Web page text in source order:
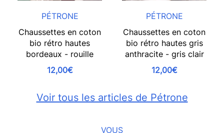
PÉTRONE
Chaussettes en coton
bio rétro hautes
bordeaux - rouille
12,00€
PÉTRONE
Chaussettes en coton
bio rétro hautes gris
anthracite - gris clair
12,00€
Voir tous les articles de Pétrone
VOUS